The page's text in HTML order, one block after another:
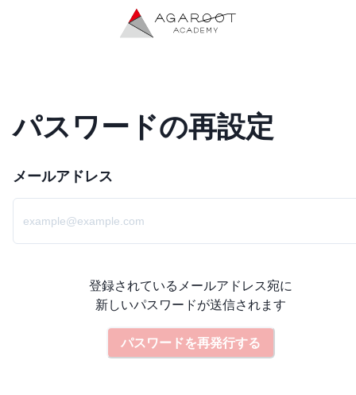
パスワードの再設定
メールアドレス
登録されているメールアドレス宛に
新しいパスワードが送信されます
パスワードを再発行する